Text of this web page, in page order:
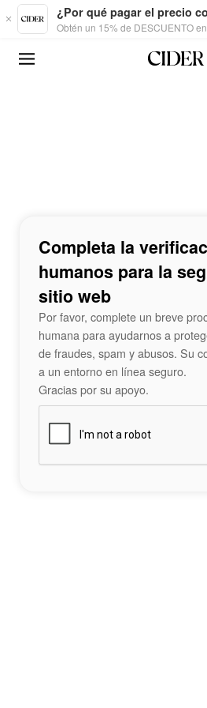
Skip to main content
¿Por qué pagar el precio
Obtén un 15% de DESCUENTO
Completa la
humanos para la
sitio web
Por favor, complete un breve
humana para ayudarnos a
de fraudes, spam y abusos. Su
a un entorno en línea seguro.
Gracias por su apoyo.